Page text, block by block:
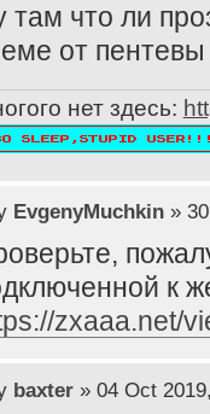
там что ли
от
нет здесь:
EvgenyMuchkin» 30
к
zxaaa.net/
baxter» 04 Oct